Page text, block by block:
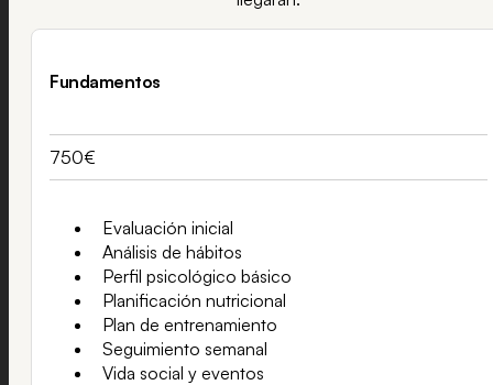
Fundamentos
750€
Evaluación inicial
Análisis de hábitos
Perfil psicológico básico
Planificación nutricional
Plan de entrenamiento
Seguimiento semanal
Vida social y eventos